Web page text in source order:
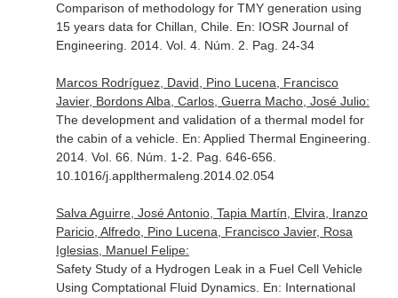
Comparison of methodology for TMY generation using
15 years data for Chillan, Chile. En: IOSR Journal of
Engineering . 2014. Vol. 4. Núm. 2. Pag. 24-34
Marcos Rodríguez, David, Pino Lucena, Francisco
Javier, Bordons Alba, Carlos, Guerra Macho, José Julio:
The development and validation of a thermal model for
the cabin of a vehicle. En: Applied Thermal Engineering
2014. Vol. 66. Núm. 1-2. Pag. 646-656.
10.1016/j.applthermaleng.2014.02.054
Salva Aguirre, José Antonio, Tapia Martín, Elvira, Iranzo
Paricio, Alfredo, Pino Lucena, Francisco Javier, Rosa
Iglesias, Manuel Felipe:
Safety Study of a Hydrogen Leak in a Fuel Cell Vehicle
Using Comptational Fluid Dynamics. En: International